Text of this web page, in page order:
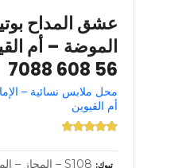
عشق المداح
56 608 7088
محل ملابس نسائية –
أم القيوين
تبوك